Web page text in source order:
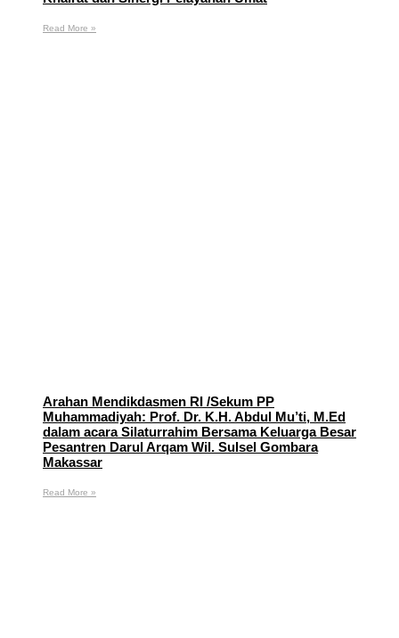
Read More »
Arahan Mendikdasmen RI /Sekum PP
Muhammadiyah: Prof. Dr. K.H. Abdul Mu’ti, M.Ed
dalam acara Silaturrahim Bersama Keluarga Besar
Pesantren Darul Arqam Wil. Sulsel Gombara
Makassar
Read More »